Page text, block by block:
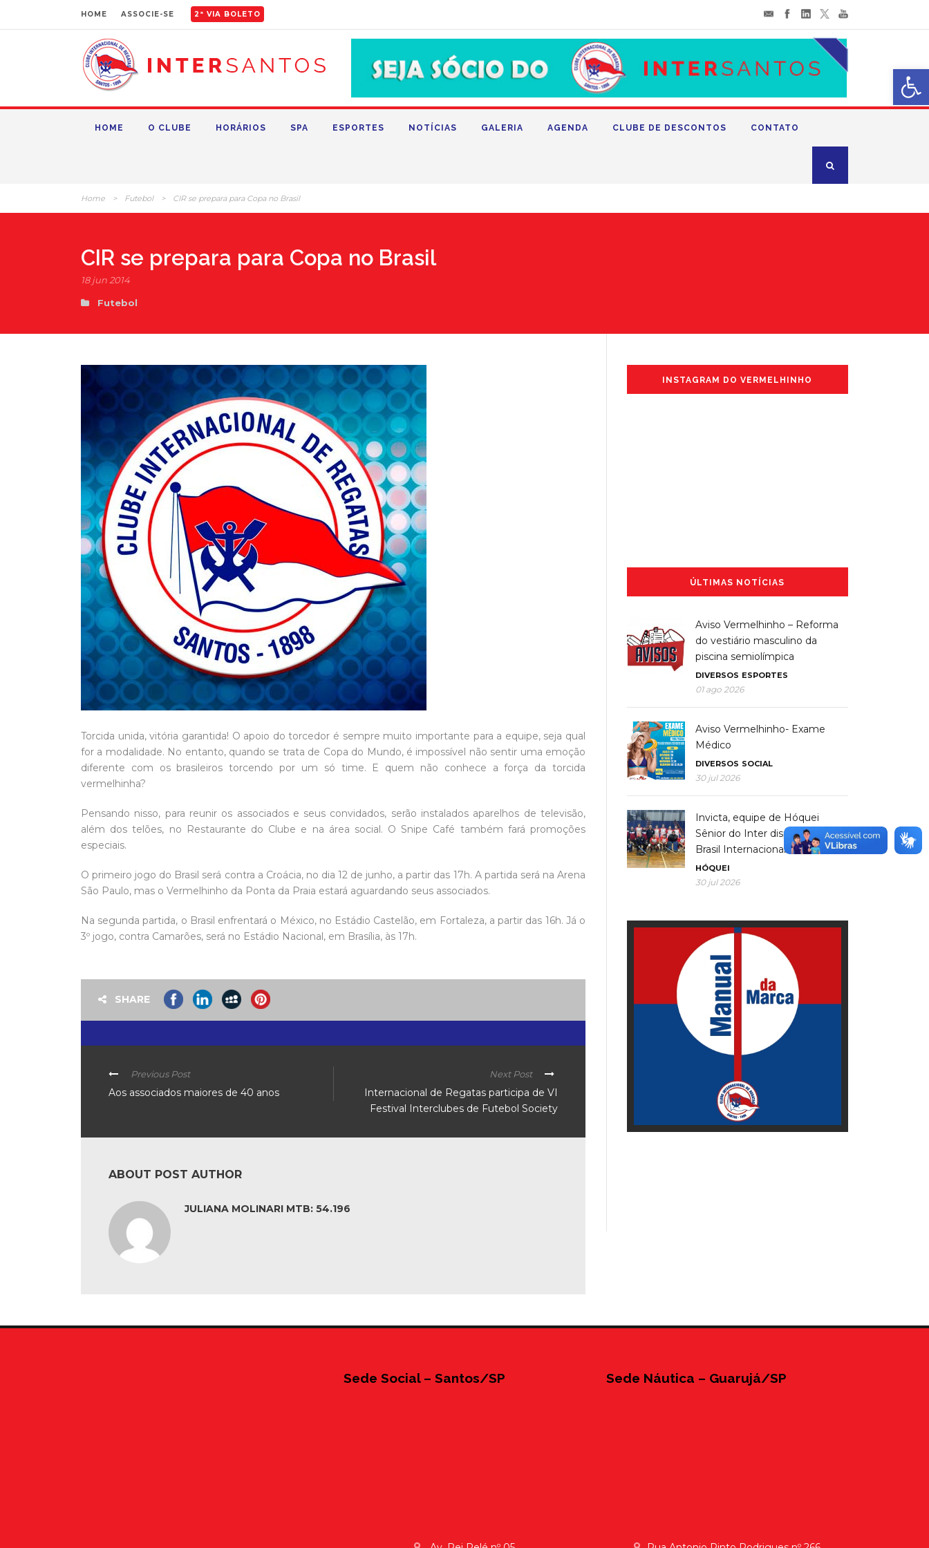
HOME ASSOCIE-SE 2ª VIA BOLETO
HOME O CLUBE HORÁRIOS SPA ESPORTES NOTÍCIAS GALERIA AGENDA CLUBE DE DESCONTOS CONTATO
Home > Futebol > CIR se prepara para Copa no Brasil
CIR se prepara para Copa no Brasil
18 jun 2014
Futebol
Torcida unida, vitória garantida! O apoio do torcedor é sempre muito importante para a equipe, seja qual
for a modalidade. No entanto, quando se trata de Copa do Mundo, é impossível não sentir uma emoção
diferente com os brasileiros torcendo por um só time. E quem não conhece a força da torcida
vermelhinha?
Pensando nisso, para reunir os associados e seus convidados, serão instalados aparelhos de televisão,
além dos telões, no Restaurante do Clube e na área social. O Snipe Café também fará promoções
especiais.
O primeiro jogo do Brasil será contra a Croácia, no dia 12 de junho, a partir das 17h. A partida será na Arena
São Paulo, mas o Vermelhinho da Ponta da Praia estará aguardando seus associados.
Na segunda partida, o Brasil enfrentará o México, no Estádio Castelão, em Fortaleza, a partir das 16h. Já o
3º jogo, contra Camarões, será no Estádio Nacional, em Brasília, às 17h.
SHARE
Previous Post
Aos associados maiores de 40 anos
Next Post
Internacional de Regatas participa de VI
Festival Interclubes de Futebol Society
ABOUT POST AUTHOR
JULIANA MOLINARI MTB: 54.196
INSTAGRAM DO VERMELHINHO
ÚLTIMAS NOTÍCIAS
Aviso Vermelhinho – Reforma
do vestiário masculino da
piscina semiolímpica
DIVERSOS ESPORTES
01 ago 2026
Aviso Vermelhinho- Exame
Médico
DIVERSOS SOCIAL
30 jul 2026
Invicta, equipe de Hóquei
Sênior do Inter disputa Copa
Brasil Internacional
HÓQUEI
30 jul 2026
Sede Social – Santos/SP Sede Náutica – Guarujá/SP
Abrir